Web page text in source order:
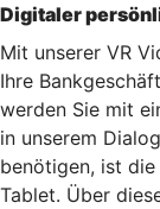
Digitaler
Mit unserer VR
Ihre
werden Sie mit
in unserem
benötigen, ist
Tablet. Über